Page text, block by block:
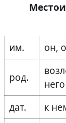
им.
он,
род.
него
дат.
к